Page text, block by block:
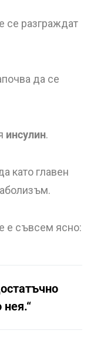
се разграждат
да се
инсулин.
като главен
е съвсем ясно: